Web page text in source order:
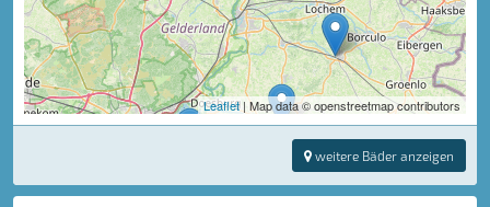
Leaflet| Map data © openstreetmap contributors
weitere Bäder anzeigen